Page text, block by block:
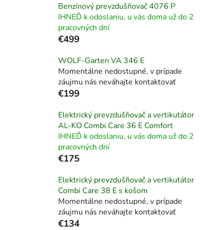
Benzínový prevzdušňovač 4076 P
IHNEĎ k odoslaniu, u vás doma už do 2
pracovných dní
€499
WOLF-Garten VA 346 E
Momentálne nedostupné, v prípade
záujmu nás neváhajte kontaktovať
€199
Elektrický prevzdušňovač a vertikutátor
AL-KO Combi Care 36 E Comfort
IHNEĎ k odoslaniu, u vás doma už do 2
pracovných dní
€175
Elektrický prevzdušňovač a vertikutátor
Combi Care 38 E s košom
Momentálne nedostupné, v prípade
záujmu nás neváhajte kontaktovať
€134